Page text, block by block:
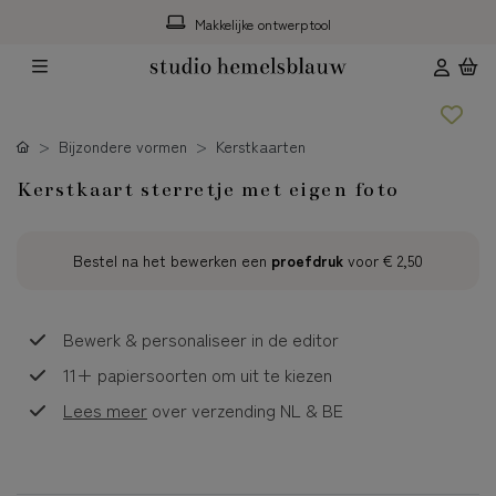
Makkelijke ontwerptool
Bijzondere vormen Kerstkaarten
Kerstkaart sterretje met eigen foto
Bestel na het bewerken een proefdruk voor € 2,50
Bewerk & personaliseer in de editor
11+ papiersoorten om uit te kiezen
Lees meer over verzending NL & BE